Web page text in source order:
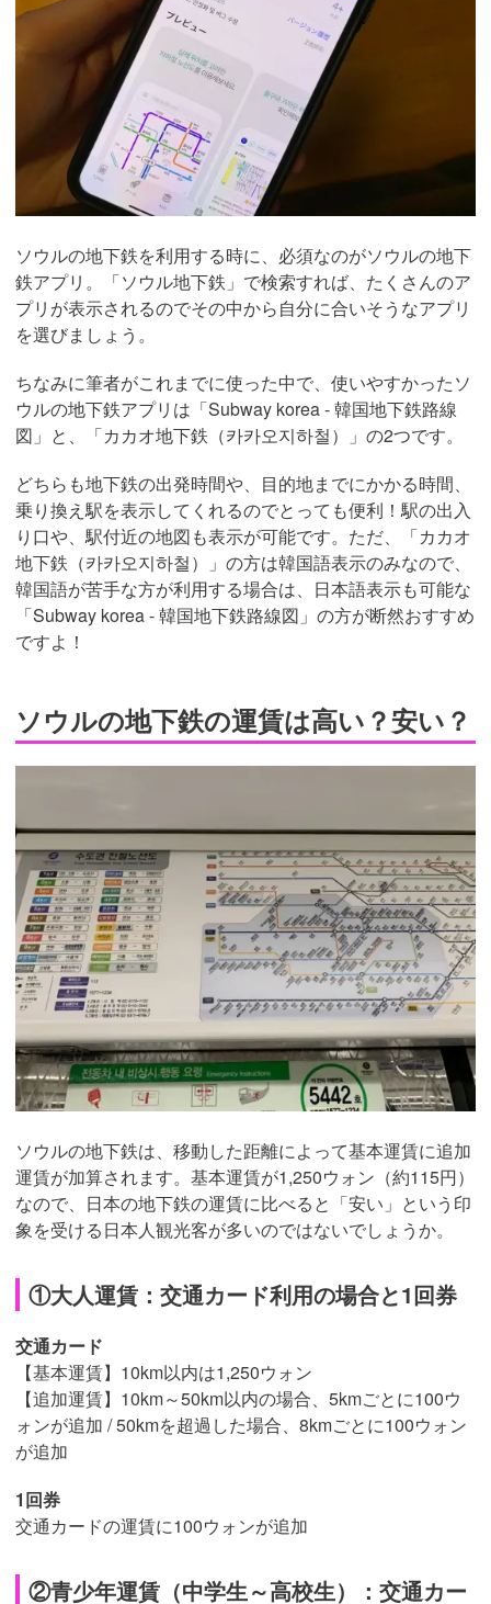
ソウルの地下鉄を利用する時に、必須なのがソウルの地下
鉄アプリ。「ソウル地下鉄」で検索すれば、たくさんのア
プリが表示されるのでその中から自分に合いそうなアプリ
を選びましょう。
ちなみに筆者がこれまでに使った中で、使いやすかったソ
ウルの地下鉄アプリは「Subway korea ‐ 韓国地下鉄路線
図」と、「カカオ地下鉄（카카오지하철）」の2つです。
どちらも地下鉄の出発時間や、目的地までにかかる時間、
乗り換え駅を表示してくれるのでとっても便利！駅の出入
り口や、駅付近の地図も表示が可能です。ただ、「カカオ
地下鉄（카카오지하철）」の方は韓国語表示のみなので、
韓国語が苦手な方が利用する場合は、日本語表示も可能な
「Subway korea ‐ 韓国地下鉄路線図」の方が断然おすすめ
ですよ！
ソウルの地下鉄の運賃は高い？安い？
ソウルの地下鉄は、移動した距離によって基本運賃に追加
運賃が加算されます。基本運賃が1,250ウォン（約115円）
なので、日本の地下鉄の運賃に比べると「安い」という印
象を受ける日本人観光客が多いのではないでしょうか。
①大人運賃：交通カード利用の場合と1回券
交通カード
【基本運賃】10km以内は1,250ウォン
【追加運賃】10km～50km以内の場合、5kmごとに100ウ
ォンが追加 / 50kmを超過した場合、8kmごとに100ウォン
が追加
1回券
交通カードの運賃に100ウォンが追加
②青少年運賃（中学生～高校生）：交通カー